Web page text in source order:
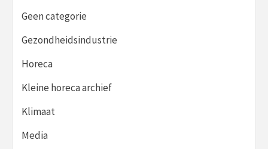
Geen categorie
Gezondheidsindustrie
Horeca
Kleine horeca archief
Klimaat
Media